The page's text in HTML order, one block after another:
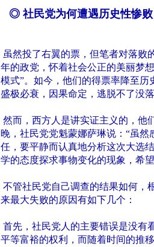
◎ 社民党为何遭遇历史性惨
虽然投了右翼的票，但笔者对落败
年的政党，怀着社会公正的美丽梦
模式”。如今，他们的得票率降至
盛极必衰，因果命定，逃脱不了没
然而，西方人是讲实证主义的，他
晚，社民党党魁蒙娜萨琳说：“虽
任，要平静而认真地分析这次大选
学的态度探求事物变化的现象，希
不管社民党自己调查的结果如何，
来最大失败的原因有如下几个：
首先，社民党人的主要错误是没有
平等富裕的权利，而随着时间的推